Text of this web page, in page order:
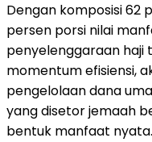
Dengan komposisi 62
persen porsi nilai
penyelenggaraan haji
momentum efisiensi,
pengelolaan dana
yang disetor jemaah
bentuk manfaat